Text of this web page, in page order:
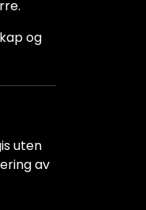
og
uten
av